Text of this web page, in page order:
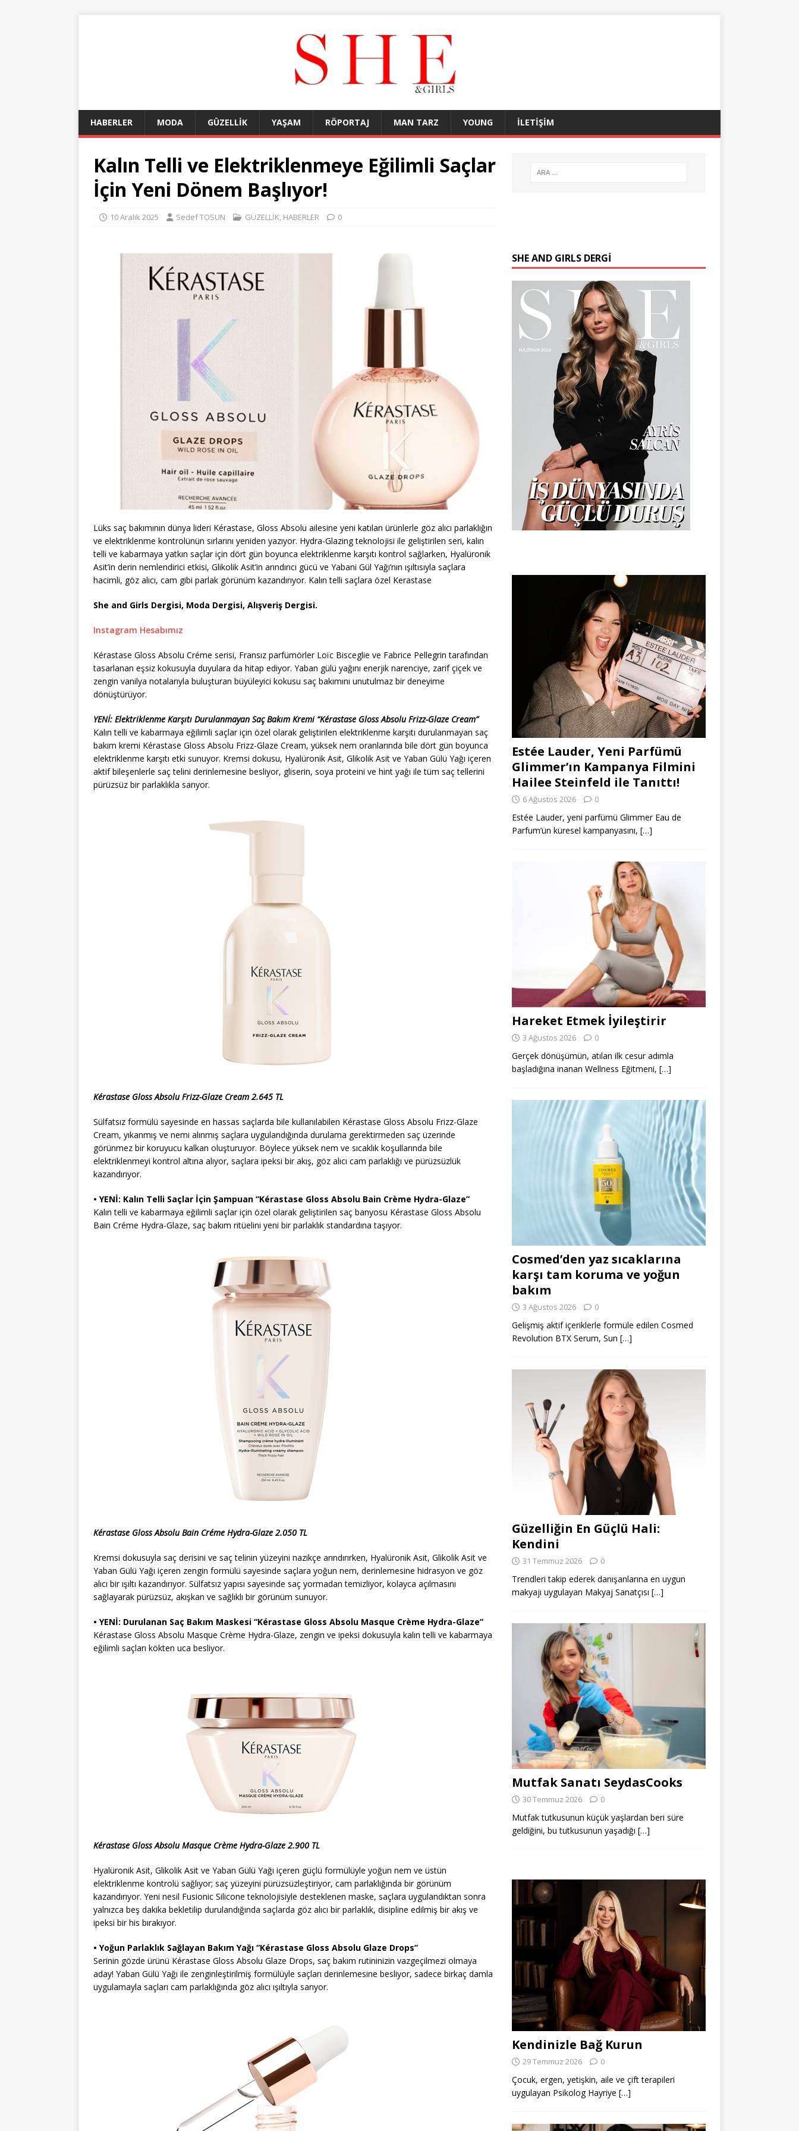
HABERLER MODA GÜZELLİK YAŞAM RÖPORTAJ MAN TARZ YOUNG İLETİŞİM
Kalın Telli ve Elektriklenmeye Eğilimli Saçlar
İçin Yeni Dönem Başlıyor!
10 Aralık 2025 Sedef TOSUN GÜZELLİK, HABERLER 0
Lüks saç bakımının dünya lideri Kérastase, Gloss Absolu ailesine yeni katılan ürünlerle göz alıcı parlaklığın
ve elektriklenme kontrolünün sırlarını yeniden yazıyor. Hydra-Glazing teknolojisi ile geliştirilen seri, kalın
telli ve kabarmaya yatkın saçlar için dört gün boyunca elektriklenme karşıtı kontrol sağlarken, Hyalüronik
Asit’in derin nemlendirici etkisi, Glikolik Asit’in arındırıcı gücü ve Yabani Gül Yağı’nın ışıltısıyla saçlara
hacimli, göz alıcı, cam gibi parlak görünüm kazandırıyor. Kalın telli saçlara özel Kerastase
She and Girls Dergisi, Moda Dergisi, Alışveriş Dergisi.
Instagram Hesabımız
Kérastase Gloss Absolu Créme serisi, Fransız parfümörler Loïc Bisceglie ve Fabrice Pellegrin tarafından
tasarlanan eşsiz kokusuyla duyulara da hitap ediyor. Yaban gülü yağını enerjik narenciye, zarif çiçek ve
zengin vanilya notalarıyla buluşturan büyüleyici kokusu saç bakımını unutulmaz bir deneyime
dönüştürüyor.
YENİ: Elektriklenme Karşıtı Durulanmayan Saç Bakım Kremi “Kérastase Gloss Absolu Frizz-Glaze Cream”
Kalın telli ve kabarmaya eğilimli saçlar için özel olarak geliştirilen elektriklenme karşıtı durulanmayan saç
bakım kremi Kérastase Gloss Absolu Frizz-Glaze Cream, yüksek nem oranlarında bile dört gün boyunca
elektriklenme karşıtı etki sunuyor. Kremsi dokusu, Hyalüronik Asit, Glikolik Asit ve Yaban Gülü Yağı içeren
aktif bileşenlerle saç telini derinlemesine besliyor, gliserin, soya proteini ve hint yağı ile tüm saç tellerini
pürüzsüz bir parlaklıkla sarıyor.
Kérastase Gloss Absolu Frizz-Glaze Cream 2.645 TL
Sülfatsız formülü sayesinde en hassas saçlarda bile kullanılabilen Kérastase Gloss Absolu Frizz-Glaze
Cream, yıkanmış ve nemi alınmış saçlara uygulandığında durulama gerektirmeden saç üzerinde
görünmez bir koruyucu kalkan oluşturuyor. Böylece yüksek nem ve sıcaklık koşullarında bile
elektriklenmeyi kontrol altına alıyor, saçlara ipeksi bir akış, göz alıcı cam parlaklığı ve pürüzsüzlük
kazandırıyor.
• YENİ: Kalın Telli Saçlar İçin Şampuan “Kérastase Gloss Absolu Bain Crème Hydra-Glaze”
Kalın telli ve kabarmaya eğilimli saçlar için özel olarak geliştirilen saç banyosu Kérastase Gloss Absolu
Bain Créme Hydra-Glaze, saç bakım ritüelini yeni bir parlaklık standardına taşıyor.
Kérastase Gloss Absolu Bain Créme Hydra-Glaze 2.050 TL
Kremsi dokusuyla saç derisini ve saç telinin yüzeyini nazikçe arındırırken, Hyalüronik Asit, Glikolik Asit ve
Yaban Gülü Yağı içeren zengin formülü sayesinde saçlara yoğun nem, derinlemesine hidrasyon ve göz
alıcı bir ışıltı kazandırıyor. Sülfatsız yapısı sayesinde saç yormadan temizliyor, kolayca açılmasını
sağlayarak pürüzsüz, akışkan ve sağlıklı bir görünüm sunuyor.
• YENİ: Durulanan Saç Bakım Maskesi “Kérastase Gloss Absolu Masque Crème Hydra-Glaze”
Kérastase Gloss Absolu Masque Crème Hydra-Glaze, zengin ve ipeksi dokusuyla kalın telli ve kabarmaya
eğilimli saçları kökten uca besliyor.
Kérastase Gloss Absolu Masque Crème Hydra-Glaze 2.900 TL
Hyalüronik Asit, Glikolik Asit ve Yaban Gülü Yağı içeren güçlü formülüyle yoğun nem ve üstün
elektriklenme kontrolü sağlıyor; saç yüzeyini pürüzsüzleştiriyor, cam parlaklığında bir görünüm
kazandırıyor. Yeni nesil Fusionic Silicone teknolojisiyle desteklenen maske, saçlara uygulandıktan sonra
yalnızca beş dakika bekletilip durulandığında saçlarda göz alıcı bir parlaklık, disipline edilmiş bir akış ve
ipeksi bir his bırakıyor.
• Yoğun Parlaklık Sağlayan Bakım Yağı “Kérastase Gloss Absolu Glaze Drops”
Serinin gözde ürünü Kérastase Gloss Absolu Glaze Drops, saç bakım rutininizin vazgeçilmezi olmaya
aday! Yaban Gülü Yağı ile zenginleştirilmiş formülüyle saçları derinlemesine besliyor, sadece birkaç damla
uygulamayla saçları cam parlaklığında göz alıcı ışıltıyla sarıyor.
SHE AND GIRLS DERGİ
Estée Lauder, Yeni Parfümü
Glimmer’ın Kampanya Filmini
Hailee Steinfeld ile Tanıttı!
6 Ağustos 2026 0
Estée Lauder, yeni parfümü Glimmer Eau de
Parfum’ün küresel kampanyasını, […]
Hareket Etmek İyileştirir
3 Ağustos 2026 0
Gerçek dönüşümün, atılan ilk cesur adımla
başladığına inanan Wellness Eğitmeni, […]
Cosmed’den yaz sıcaklarına
karşı tam koruma ve yoğun
bakım
3 Ağustos 2026 0
Gelişmiş aktif içeriklerle formüle edilen Cosmed
Revolution BTX Serum, Sun […]
Güzelliğin En Güçlü Hali:
Kendini
31 Temmuz 2026 0
Trendleri takip ederek danışanlarına en uygun
makyajı uygulayan Makyaj Sanatçısı […]
Mutfak Sanatı SeydasCooks
30 Temmuz 2026 0
Mutfak tutkusunun küçük yaşlardan beri süre
geldiğini, bu tutkusunun yaşadığı […]
Kendinizle Bağ Kurun
29 Temmuz 2026 0
Çocuk, ergen, yetişkin, aile ve çift terapileri
uygulayan Psikolog Hayriye […]